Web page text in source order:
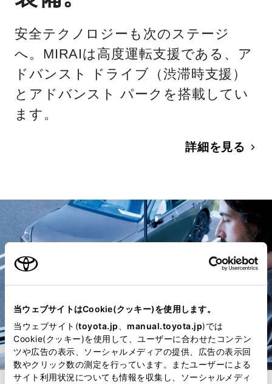
当ウェブサイトはCookie(クッキー)を使用します。
当ウェブサイト(toyota.jp manual.toyota.jp)では
Cookie(クッキー)を使用して、ユーザーに合わせたコンテン
ツや広告の表示、ソーシャルメディアの提供、広告の表示回
数やクリック数の測定を行っています。またユーザーによる
サイト利用状況についても情報を収集し、ソーシャルメディ
安全テクノロジーも次のステージ
へ。MIRAIは高度運転支援である、ア
ドバンスト ドライブ（渋滞時支援）
とアドバンスト パークを搭載してい
ます。
詳細を見る